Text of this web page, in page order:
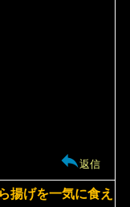
返信
揚げを一気に食え